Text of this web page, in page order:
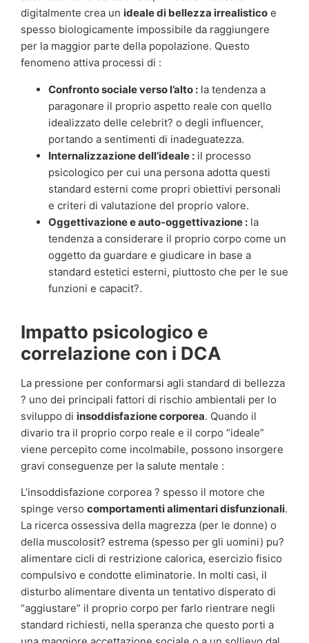
digitalmente crea un ideale di bellezza irrealistico e
spesso biologicamente impossibile da raggiungere
per la maggior parte della popolazione. Questo
fenomeno attiva processi di :
Confronto sociale verso l’alto : la tendenza a
paragonare il proprio aspetto reale con quello
idealizzato delle celebrit? o degli influencer,
portando a sentimenti di inadeguatezza.
Internalizzazione dell’ideale : il processo
psicologico per cui una persona adotta questi
standard esterni come propri obiettivi personali
e criteri di valutazione del proprio valore.
Oggettivazione e auto-oggettivazione : la
tendenza a considerare il proprio corpo come un
oggetto da guardare e giudicare in base a
standard estetici esterni, piuttosto che per le sue
funzioni e capacit?.
Impatto psicologico e
correlazione con i DCA
La pressione per conformarsi agli standard di bellezza
? uno dei principali fattori di rischio ambientali per lo
sviluppo di insoddisfazione corporea. Quando il
divario tra il proprio corpo reale e il corpo “ideale”
viene percepito come incolmabile, possono insorgere
gravi conseguenze per la salute mentale :
L’insoddisfazione corporea ? spesso il motore che
spinge verso comportamenti alimentari disfunzionali.
La ricerca ossessiva della magrezza (per le donne) o
della muscolosit? estrema (spesso per gli uomini) pu?
alimentare cicli di restrizione calorica, esercizio fisico
compulsivo e condotte eliminatorie. In molti casi, il
disturbo alimentare diventa un tentativo disperato di
“aggiustare” il proprio corpo per farlo rientrare negli
standard richiesti, nella speranza che questo porti a